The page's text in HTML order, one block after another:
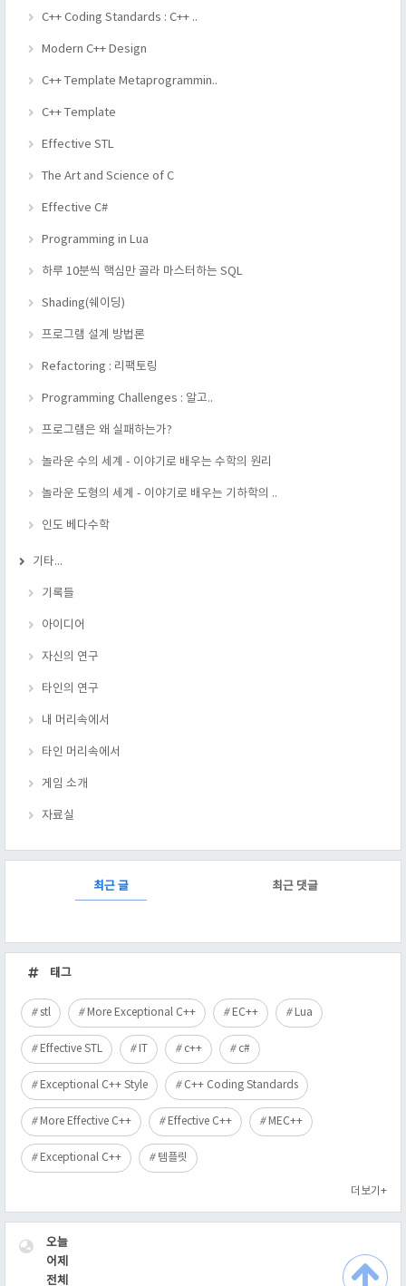
C++ Coding Standards : C++ ..
Modern C++ Design
C++ Template Metaprogrammin..
C++ Template
Effective STL
The Art and Science of C
Effective C#
Programming in Lua
하루 10분씩 핵심만 골라 마스터하는 SQL
Shading(쉐이딩)
프로그램 설계 방법론
Refactoring : 리팩토링
Programming Challenges : 알고..
프로그램은 왜 실패하는가?
놀라운 수의 세계 - 이야기로 배우는 수학의 원리
놀라운 도형의 세계 - 이야기로 배우는 기하학의 ..
인도 베다수학
기타...
기록들
아이디어
자신의 연구
타인의 연구
내 머리속에서
타인 머리속에서
게임 소개
자료실
최근 글 최근 댓글
근
글
태그
stl More Exceptional C++ EC++ Lua
Effective STL IT c++ c#
Exceptional C++ Style C++ Coding Standards
More Effective C++ Effective C++ MEC++
Exceptional C++ 템플릿
더보기+
VISITOR
오늘
어제
전체